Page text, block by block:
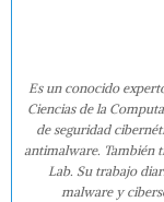
Es un conocido
Ciencias de la
de seguridad
antimalware. También
Lab. Su trabajo
malware y